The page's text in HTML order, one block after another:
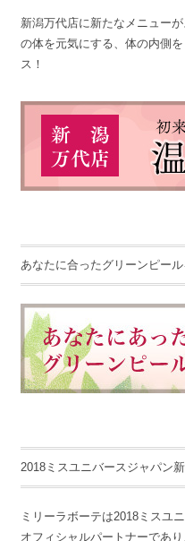
新潟万代店に新たなメニュー
の体を元気にする、体の内側
ス！
あなたに合ったグリーンピー
2018ミスユニバースジャパン
ミリーラボーテは2018ミスユ
オフィシャルパートナーであ